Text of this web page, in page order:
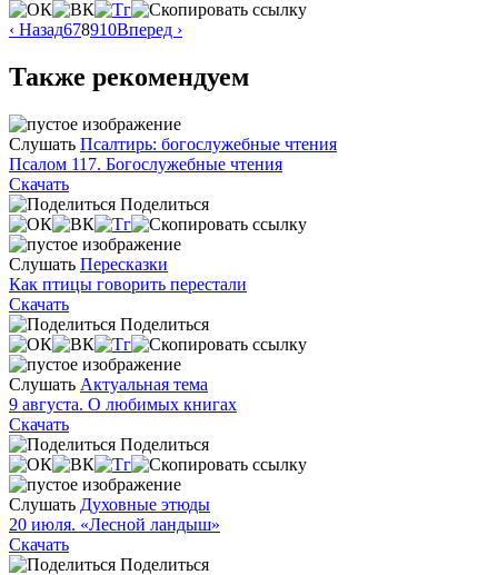
‹ Назад678910Вперед ›
Также рекомендуем
Слушать Псалтирь: богослужебные чтения
Псалом 117. Богослужебные чтения
Скачать
Поделиться
Слушать Пересказки
Как птицы говорить перестали
Скачать
Поделиться
Слушать Актуальная тема
9 августа. О любимых книгах
Скачать
Поделиться
Слушать Духовные этюды
20 июля. «Лесной ландыш»
Скачать
Поделиться